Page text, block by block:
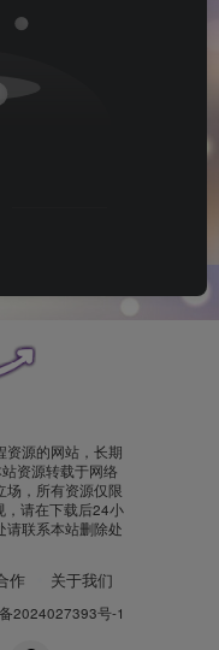
资源的网站，长期
资源转载于网络
场，所有资源仅限
，请在下载后24小
请联系本站删除处
作 关于我们
2024027393号-1